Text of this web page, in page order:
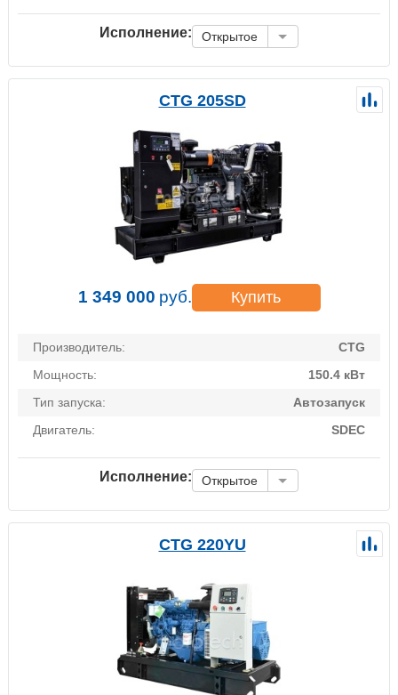
Исполнение: Открытое
CTG 205SD
1 349 000 руб. Купить
Производитель:
CTG
Мощность:
150.4 кВт
Тип запуска:
Автозапуск
Двигатель:
SDEC
Исполнение: Открытое
CTG 220YU